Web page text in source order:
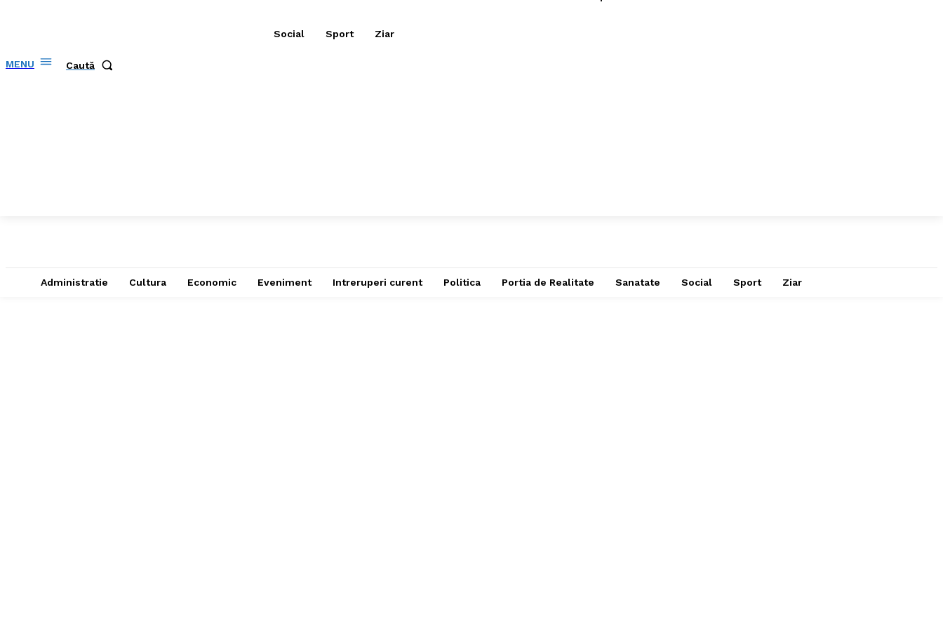
MENU Caută
Administratie Cultura Economic Eveniment Intreruperi curent Politica Portia de Realitate Sanatate Social Sport Ziar
Social Sport Ziar